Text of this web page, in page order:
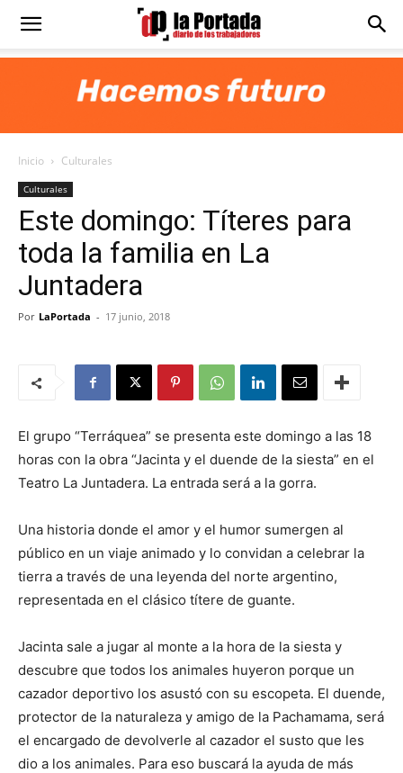
Diario
Portada
Inicio Culturales
Culturales
Este domingo: Títeres para
toda la familia en La
Juntadera
Por LaPortada - 17 junio, 2018
El grupo “Terráquea” se presenta este domingo a las 18
horas con la obra “Jacinta y el duende de la siesta” en el
Teatro La Juntadera. La entrada será a la gorra.
Una historia donde el amor y el humor sumergen al
público en un viaje animado y lo convidan a celebrar la
tierra a través de una leyenda del norte argentino,
representada en el clásico títere de guante.
Jacinta sale a jugar al monte a la hora de la siesta y
descubre que todos los animales huyeron porque un
cazador deportivo los asustó con su escopeta. El duende,
protector de la naturaleza y amigo de la Pachamama, será
el encargado de devolverle al cazador el susto que les
dio a los animales. Para eso buscará la ayuda de más